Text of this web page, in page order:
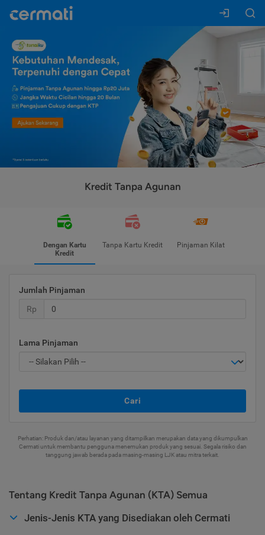
Kredit Tanpa Agunan
Dengan Kartu
Kredit
Tanpa Kartu Kredit Pinjaman Kilat
Jumlah Pinjaman
Rp
Lama Pinjaman
Cari
Perhatian: Produk dan/atau layanan yang ditampilkan merupakan data yang dikumpulkan
Cermati untuk membantu pengguna menemukan produk yang sesuai. Segala risiko dan
tanggung jawab berada pada masing-masing LJK atau mitra terkait.
Tentang Kredit Tanpa Agunan (KTA) Semua
Jenis-Jenis KTA yang Disediakan oleh Cermati